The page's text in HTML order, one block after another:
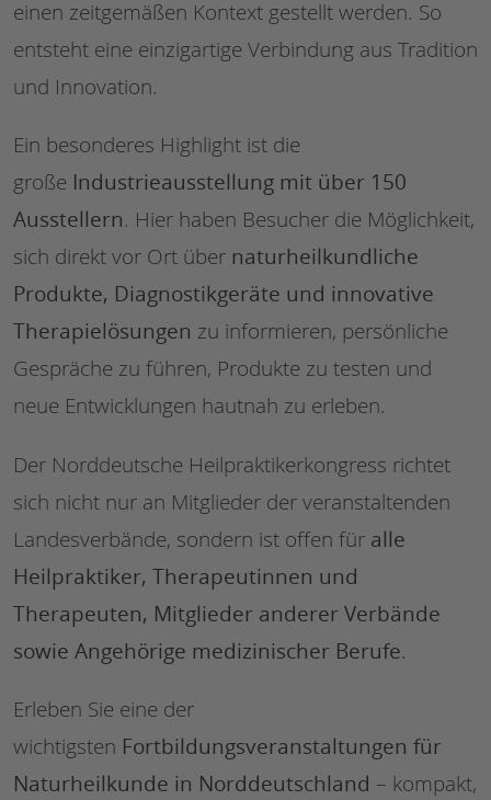
einen zeitgemäßen Kontext gestellt werden. So
entsteht eine einzigartige Verbindung aus Tradition
und Innovation.
Ein besonderes Highlight ist die
große Industrieausstellung mit über 150
Ausstellern. Hier haben Besucher die Möglichkeit,
sich direkt vor Ort über naturheilkundliche
Produkte, Diagnostikgeräte und innovative
Therapielösungen zu informieren, persönliche
Gespräche zu führen, Produkte zu testen und
neue Entwicklungen hautnah zu erleben.
Der Norddeutsche Heilpraktikerkongress richtet
sich nicht nur an Mitglieder der veranstaltenden
Landesverbände, sondern ist offen für alle
Heilpraktiker, Therapeutinnen und
Therapeuten, Mitglieder anderer Verbände
sowie Angehörige medizinischer Berufe.
Erleben Sie eine der
wichtigsten Fortbildungsveranstaltungen für
Naturheilkunde in Norddeutschland – kompakt,